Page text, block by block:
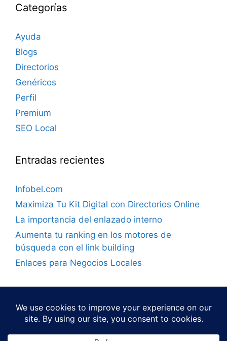
Categorías
Ayuda
Blogs
Directorios
Genéricos
Perfil
Premium
SEO Local
Entradas recientes
Infobel.com
Maximiza Tu Kit Digital con Directorios Online
La importancia del enlazado interno
Aumenta tu ranking en los motores de
búsqueda con el link building
Enlaces para Negocios Locales
Facebook Instagram Twitter Telegram
P. Privacidad A. Legal Contacto Sitemap